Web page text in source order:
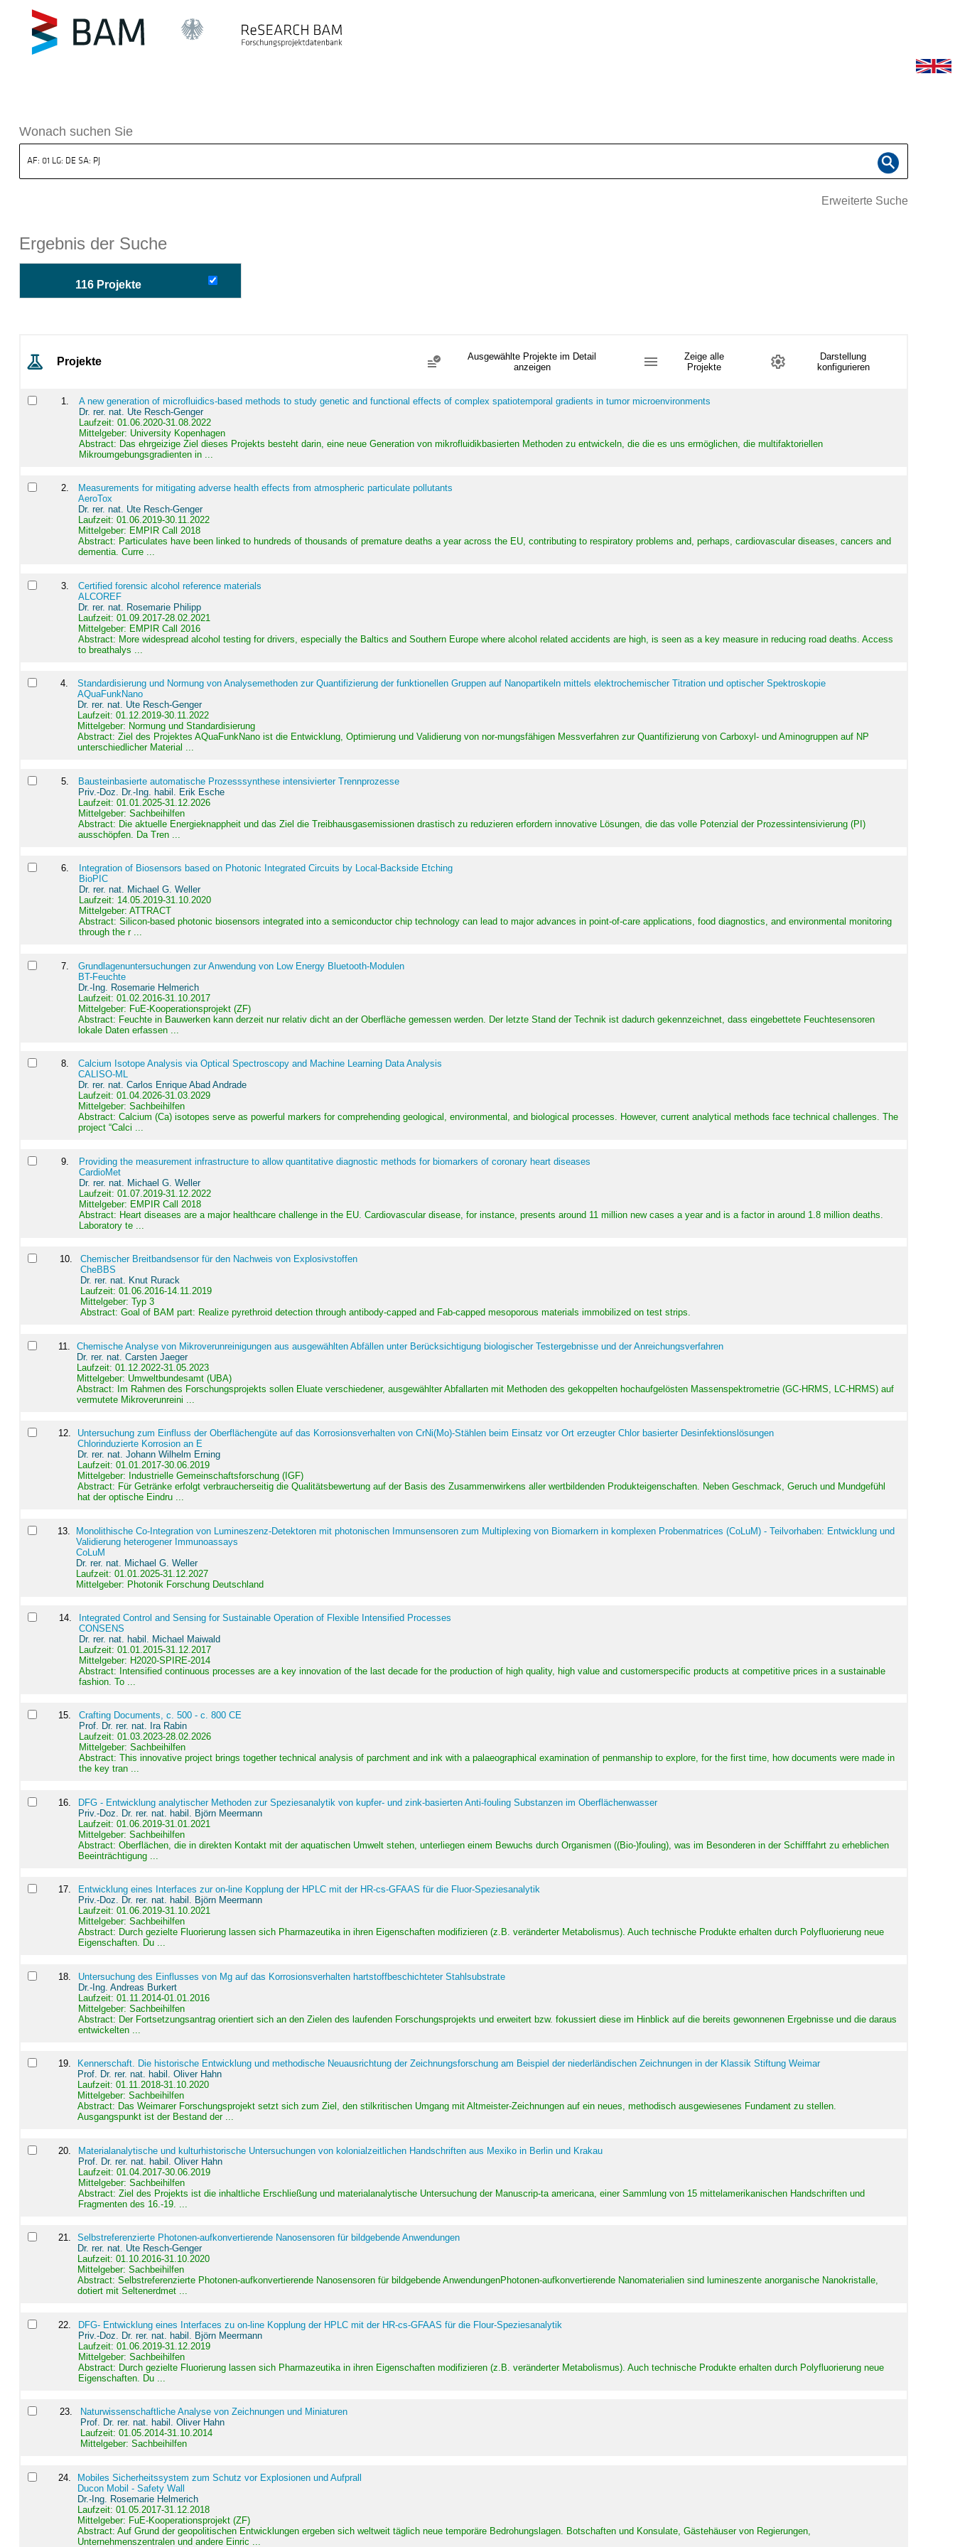
ReSEARCH BAM
Wonach suchen Sie
Erweiterte Suche
Ergebnis der Suche
116 Projekte
Projekte
Ausgewählte Projekte im Detail
anzeigen
Zeige alle
Projekte
Darstellung
konfigurieren
1
A new generation of microfluidics-based methods to study genetic and functional effects of complex spatiotemporal gradients in tumor microenvironments
Dr. rer. nat. Ute Resch-Genger
Laufzeit: 01.06.2020-31.08.2022
Mittelgeber: University Kopenhagen
Abstract: Das ehrgeizige Ziel dieses Projekts besteht darin, eine neue Generation von mikrofluidikbasierten Methoden zu entwickeln, die die es uns ermöglichen, die multifaktoriellen
Mikroumgebungsgradienten in ...
2.
Measurements for mitigating adverse health effects from atmospheric particulate pollutants
AeroTox
Dr. rer. nat. Ute Resch-Genger
Laufzeit: 01.06.2019-30.11.2022
Mittelgeber: EMPIR Call 2018
Abstract: Particulates have been linked to hundreds of thousands of premature deaths a year across the EU, contributing to respiratory problems and, perhaps, cardiovascular diseases, cancers and
dementia. Curre ...
3.
Certified forensic alcohol reference materials
ALCOREF
Dr. rer. nat. Rosemarie Philipp
Laufzeit: 01.09.2017-28.02.2021
Mittelgeber: EMPIR Call 2016
Abstract: More widespread alcohol testing for drivers, especially the Baltics and Southern Europe where alcohol related accidents are high, is seen as a key measure in reducing road deaths. Access
to breathalys ...
4.
Standardisierung und Normung von Analysemethoden zur Quantifizierung der funktionellen Gruppen auf Nanopartikeln mittels elektrochemischer Titration und optischer Spektroskopie
AQuaFunkNano
Dr. rer. nat. Ute Resch-Genger
Laufzeit: 01.12.2019-30.11.2022
Mittelgeber: Normung und Standardisierung
Abstract:Ziel des Projektes AQuaFunkNano ist die Entwicklung, Optimierung und Validierung von nor-mungsfähigen Messverfahren zur Quantifizierung von Carboxyl- und Aminogruppen auf NP
unterschiedlicher Material ...
5.
Bausteinbasierte automatische Prozesssynthese intensivierter Trennprozesse
Priv.-Doz. Dr.-Ing. habil. Erik Esche
Laufzeit: 01.01.2025-31.12.2026
Mittelgeber: Sachbeihilfen
Abstract: Die aktuelle Energieknappheit und das Ziel die Treibhausgasemissionen drastisch zu reduzieren erfordern innovative Lösungen, die das volle Potenzial der Prozessintensivierung (PI)
ausschöpfen. Da Tren ...
6.
Integration of Biosensors based on Photonic Integrated Circuits by Local-Backside Etching
BioPIC
Dr. rer. nat. Michael G. Weller
Laufzeit: 14.05.2019-31.10.2020
Mittelgeber: ATTRACT
Abstract: Silicon-based photonic biosensors integrated into a semiconductor chip technology can lead to major advances in point-of-care applications, food diagnostics, and environmental monitoring
through the r ...
7.
Grundlagenuntersuchungen zur Anwendung von Low Energy Bluetooth-Modulen
BT-Feuchte
Dr.-Ing. Rosemarie Helmerich
Laufzeit: 01.02.2016-31.10.2017
Mittelgeber: FuE-Kooperationsprojekt (ZF)
Abstract: Feuchte in Bauwerken kann derzeit nur relativ dicht an der Oberfläche gemessen werden. Der letzte Stand der Technik ist dadurch gekennzeichnet, dass eingebettete Feuchtesensoren
lokale Daten erfassen ...
8.
Calcium Isotope Analysis via Optical Spectroscopy and Machine Learning Data Analysis
CALISO-ML
Dr. rer. nat. Carlos Enrique Abad Andrade
Laufzeit: 01.04.2026-31.03.2029
Mittelgeber: Sachbeihilfen
Abstract:Calcium (Ca) isotopes serve as powerful markers for comprehending geological, environmental, and biological processes. However, current analytical methods face technical challenges. The
project “Calci ...
9
Providing the measurement infrastructure to allow quantitative diagnostic methods for biomarkers of coronary heart diseases
CardioMet
Dr. rer. nat. Michael G. Weller
Laufzeit: 01.07.2019-31.12.2022
Mittelgeber: EMPIR Call 2018
Abstract: Heart diseases are a major healthcare challenge in the EU. Cardiovascular disease, for instance, presents around 11 million new cases a year and is a factor in around 1.8 million deaths.
Laboratory te ...
10.
Chemischer Breitbandsensor für den Nachweis von Explosivstoffen
CheBBS
Dr. rer. nat. Knut Rurack
Laufzeit: 01.06.2016-14.11.2019
Mittelgeber: Typ 3
Abstract:Goal of BAM part: Realize pyrethroid detection through antibody-capped and Fab-capped mesoporous materials immobilized on test strips.
11
Chemische Analyse von Mikroverunreinigungen aus ausgewählten Abfällen unter Berücksichtigung biologischer Testergebnisse und der Anreichungsverfahren
Dr. rer. nat. Carsten Jaeger
Laufzeit: 01.12.2022-31.05.2023
Mittelgeber: Umweltbundesamt (UBA)
Abstract: Im Rahmen des Forschungsprojekts sollen Eluate verschiedener, ausgewählter Abfallarten mit Methoden des gekoppelten hochaufgelösten Massenspektrometrie (GC-HRMS, LC-HRMS) auf
vermutete Mikroverunreini ...
12.
Untersuchung zum Einfluss der Oberflächengüte auf das Korrosionsverhalten von CrNi(Mo)-Stählen beim Einsatz vor Ort erzeugter Chlor basierter Desinfektionslösungen
Chlorinduzierte Korrosion an E
Dr. rer. nat. Johann Wilhelm Erning
Laufzeit: 01.01.2017-30.06.2019
Mittelgeber: Industrielle Gemeinschaftsforschung (IGF)
Abstract: Für Getränke erfolgt verbraucherseitig die Qualitätsbewertung auf der Basis des Zusammenwirkens aller wertbildenden Produkteigenschaften. Neben Geschmack, Geruch und Mundgefühl
hat der optische Eindru ...
13.
Monolithische Co-Integration von Lumineszenz-Detektoren mit photonischen Immunsensoren zum Multiplexing von Biomarkern in komplexen Probenmatrices (CoLuM) - Teilvorhaben: Entwicklung und
Validierung heterogener Immunoassays
CoLuM
Dr. rer. nat. Michael G. Weller
Laufzeit: 01.01.2025-31.12.2027
Mittelgeber: Photonik Forschung Deutschland
14.
Integrated Control and Sensing for Sustainable Operation of Flexible Intensified Processes
CONSENS
Dr. rer. nat. habil. Michael Maiwald
Laufzeit: 01.01.2015-31.12.2017
Mittelgeber: H2020-SPIRE-2014
Abstract: Intensified continuous processes are a key innovation of the last decade for the production of high quality, high value and customerspecific products at competitive prices in a sustainable
fashion. To ...
15.
Crafting Documents, c. 500 - c. 800 CE
Prof. Dr. rer. nat. Ira Rabin
Laufzeit: 01.03.2023-28.02.2026
Mittelgeber: Sachbeihilfen
Abstract: This innovative project brings together technical analysis of parchment and ink with a palaeographical examination of penmanship to explore, for the first time, how documents were made in
the key tran ...
16
DFG - Entwicklung analytischer Methoden zur Speziesanalytik von kupfer- und zink-basierten Anti-fouling Substanzen im Oberflächenwasser
Priv.-Doz. Dr. rer. nat. habil. Björn Meermann
Laufzeit: 01.06.2019-31.01.2021
Mittelgeber: Sachbeihilfen
Abstract:Oberflächen, die in direkten Kontakt mit der aquatischen Umwelt stehen, unterliegen einem Bewuchs durch Organismen ((Bio-)fouling), was im Besonderen in der Schifffahrt zu erheblichen
Beeinträchtigung ...
17.
Entwicklung eines Interfaces zur on-line Kopplung der HPLC mit der HR-cs-GFAAS für die Fluor-Speziesanalytik
Priv.-Doz. Dr. rer. nat. habil. Björn Meermann
Laufzeit: 01.06.2019-31.10.2021
Mittelgeber: Sachbeihilfen
Abstract: Durch gezielte Fluorierung lassen sich Pharmazeutika in ihren Eigenschaften modifizieren (z.B. veränderter Metabolismus). Auch technische Produkte erhalten durch Polyfluorierung neue
Eigenschaften. Du ...
18
Untersuchung des Einflusses von Mg auf das Korrosionsverhalten hartstoffbeschichteter Stahlsubstrate
Dr.-Ing. Andreas Burkert
Laufzeit: 01.11.2014-01.01.2016
Mittelgeber: Sachbeihilfen
Abstract: Der Fortsetzungsantrag orientiert sich an den Zielen des laufenden Forschungsprojekts und erweitert bzw. fokussiert diese im Hinblick auf die bereits gewonnenen Ergebnisse und die daraus
entwickelten ...
19.
Kennerschaft. Die historische Entwicklung und methodische Neuausrichtung der Zeichnungsforschung am Beispiel der niederländischen Zeichnungen in der Klassik Stiftung Weimar
Prof. Dr. rer. nat. habil. Oliver Hahn
Laufzeit: 01.11.2018-31.10.2020
Mittelgeber: Sachbeihilfen
Abstract: Das Weimarer Forschungsprojekt setzt sich zum Ziel, den stilkritischen Umgang mit Altmeister-Zeichnungen auf ein neues, methodisch ausgewiesenes Fundament zu stellen.
Ausgangspunkt ist der Bestand der ...
20
Materialanalytische und kulturhistorische Untersuchungen von kolonialzeitlichen Handschriften aus Mexiko in Berlin und Krakau
Prof. Dr. rer. nat. habil. Oliver Hahn
Laufzeit: 01.04.2017-30.06.2019
Mittelgeber: Sachbeihilfen
Abstract: Ziel des Projekts ist die inhaltliche Erschließung und materialanalytische Untersuchung der Manuscrip-ta americana, einer Sammlung von 15 mittelamerikanischen Handschriften und
Fragmenten des 16.-19. ...
21.
Selbstreferenzierte Photonen-aufkonvertierende Nanosensoren für bildgebende Anwendungen
Dr. rer. nat. Ute Resch-Genger
Laufzeit: 01.10.2016-31.10.2020
Mittelgeber: Sachbeihilfen
Abstract:Selbstreferenzierte Photonen-aufkonvertierende Nanosensoren für bildgebende AnwendungenPhotonen-aufkonvertierende Nanomaterialien sind lumineszente anorganische Nanokristalle,
dotiert mit Seltenerdmet ...
22
DFG- Entwicklung eines Interfaces zu on-line Kopplung der HPLC mit der HR-cs-GFAAS für die Flour-Speziesanalytik
Priv.-Doz. Dr. rer. nat. habil. Björn Meermann
Laufzeit: 01.06.2019-31.12.2019
Mittelgeber: Sachbeihilfen
Abstract: Durch gezielte Fluorierung lassen sich Pharmazeutika in ihren Eigenschaften modifizieren (z.B. veränderter Metabolismus). Auch technische Produkte erhalten durch Polyfluorierung neue
Eigenschaften. Du ...
23.
Naturwissenschaftliche Analyse von Zeichnungen und Miniaturen
Prof. Dr. rer. nat. habil. Oliver Hahn
Laufzeit: 01.05.2014-31.10.2014
Mittelgeber: Sachbeihilfen
24.
Mobiles Sicherheitssystem zum Schutz vor Explosionen und Aufprall
Ducon Mobil - Safety Wall
Dr.-Ing. Rosemarie Helmerich
Laufzeit: 01.05.2017-31.12.2018
Mittelgeber: FuE-Kooperationsprojekt (ZF)
Abstract:Auf Grund der geopolitischen Entwicklungen ergeben sich weltweit täglich neue temporäre Bedrohungslagen. Botschaften und Konsulate, Gästehäuser von Regierungen,
Unternehmenszentralen und andere Einric ...